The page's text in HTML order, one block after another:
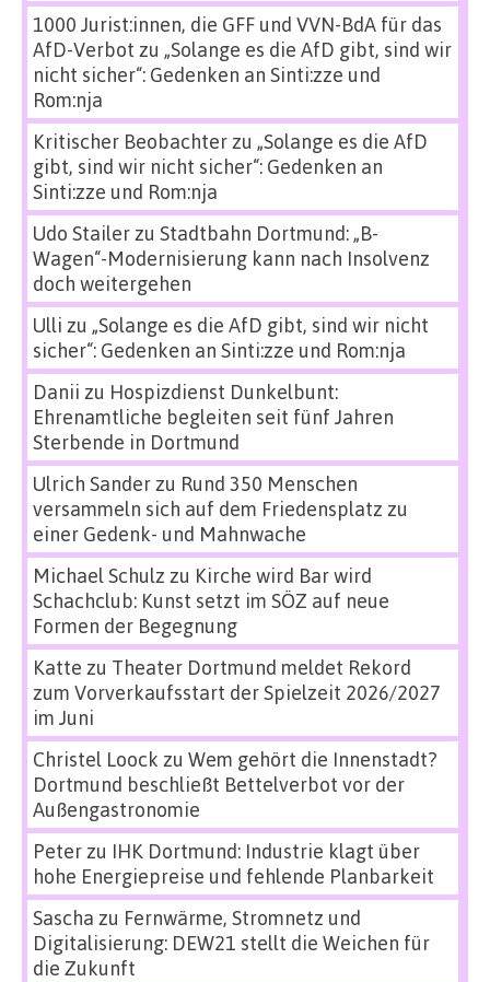
1000 Jurist:innen, die GFF und VVN-BdA für das
AfD-Verbot zu „Solange es die AfD gibt, sind wir
nicht sicher“: Gedenken an Sinti:zze und
Rom:nja
Kritischer Beobachterzu „Solange es die AfD
gibt, sind wir nicht sicher“: Gedenken an
Sinti:zze und Rom:nja
Udo Stailerzu Stadtbahn Dortmund: „B-
Wagen“-Modernisierung kann nach Insolvenz
doch weitergehen
Ulli zu „Solange es die AfD gibt, sind wir nicht
sicher“: Gedenken an Sinti:zze und Rom:nja
Danii zu Hospizdienst Dunkelbunt:
Ehrenamtliche begleiten seit fünf Jahren
Sterbende in Dortmund
Ulrich Sanderzu Rund 350 Menschen
versammeln sich auf dem Friedensplatz zu
einer Gedenk- und Mahnwache
Michael Schulz zu Kirche wird Bar wird
Schachclub: Kunst setzt im SÖZ auf neue
Formen der Begegnung
Katte zu Theater Dortmund meldet Rekord
zum Vorverkaufsstart der Spielzeit 2026/2027
im Juni
Christel Loock zu Wem gehört die Innenstadt?
Dortmund beschließt Bettelverbot vor der
Außengastronomie
Peterzu IHK Dortmund: Industrie klagt über
hohe Energiepreise und fehlende Planbarkeit
Sascha zu Fernwärme, Stromnetz und
Digitalisierung: DEW21 stellt die Weichen für
die Zukunft